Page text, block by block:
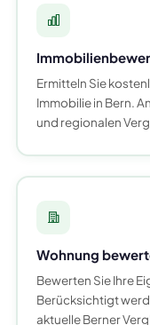
Ermitteln Sie
Immobilie in Bern.
und regionalen
Wohnung
Bewerten Sie Ihre
Berücksichtigt
aktuelle Berner